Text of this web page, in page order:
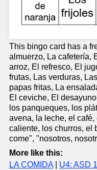
This bingo card has a
almuerzo, La cafetería,
arroz, El refresco, El
frutas, Las verduras,
papas fritas, La
El ceviche, El
los panqueques, los
avena, la leche, el
caliente, los churros, el
come", "nosotros,
More like this:
LA COMIDA| U4: ASD 1